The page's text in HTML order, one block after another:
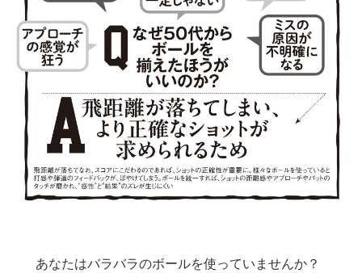
あなたはバラバラのボールを使っていませんか？